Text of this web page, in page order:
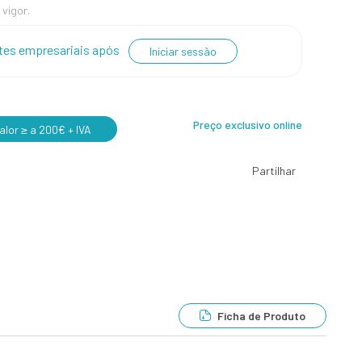
vigor.
empresariais após Iniciar sessão
≥ a 200€ + IVA Preço exclusivo online
Partilhar
Ficha de Produto